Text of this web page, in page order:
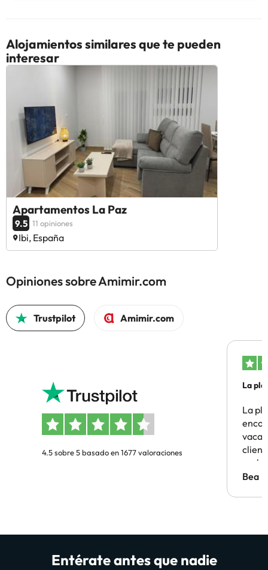
Alojamientos similares que te pueden
interesar
Apartamentos La Paz
9.5 11 opiniones
Ibi, España
Opiniones sobre Amimir.com
Trustpilot Amimir.com
4.5 sobre 5 basado en 1677 valoraciones
La
La
Bea
Entérate antes que nadie